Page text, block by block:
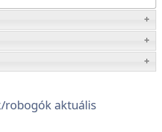
robogók aktuális